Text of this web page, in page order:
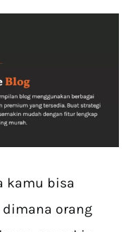
kamu bisa
dimana orang